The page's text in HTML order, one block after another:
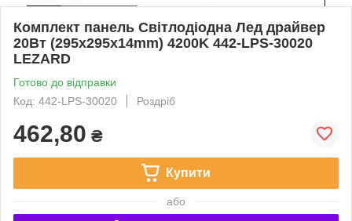
Комплект панель Світлодіодна Лед драйвер
20Вт (295x295x14mm) 4200K 442-LPS-30020
LEZARD
Готово до відправки
Код: 442-LPS-30020
Роздріб
462,80 ₴
Купити
або